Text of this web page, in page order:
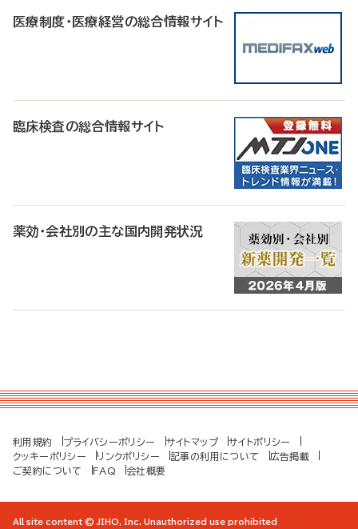
医療制度・医療経営の総合情報サイト
臨床検査の総合情報サイト
薬効・会社別の主な国内開発状況
利用規約 プライバシーポリシー サイトマップ
サイトポリシー
クッキーポリシー
リンクポリシー 記事の利用について
広告掲載
ご契約について
FAQ 会社概要
All site content © JIHO, Inc. Unauthorized use prohibited